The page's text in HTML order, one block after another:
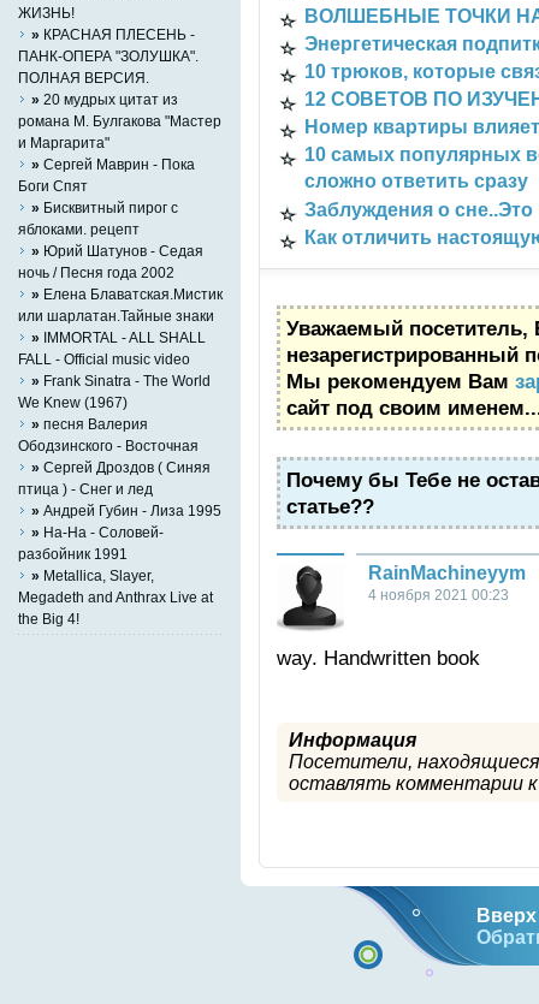
ВОЛШЕБНЫЕ ТОЧКИ
Энергетическая
10 трюков, которые
12 СОВЕТОВ ПО
Номер квартиры
10 самых популярных
сложно ответить сразу
Заблуждения о сне..Это
Как отличить
Уважаемый посетитель,
незарегистрированный
Мы рекомендуем Вам
сайт под своим
Почему бы Тебе не
статье??
RainMachineyym
4 ноября 2021 00:23
way. Handwritten book
Информация
Посетители,
оставлять комментарии к
ЖИЗНЬ!
» КРАСНАЯ ПЛЕСЕНЬ -
ПАНК-ОПЕРА "ЗОЛУШКА".
ПОЛНАЯ ВЕРСИЯ.
» 20 мудрых цитат из
романа М. Булгакова "Мастер
и Маргарита"
» Сергей Маврин - Пока
Боги Спят
» Бисквитный пирог с
яблоками. рецепт
» Юрий Шатунов - Седая
ночь / Песня года 2002
» Елена Блаватская.Мистик
или шарлатан.Тайные знаки
» IMMORTAL - ALL SHALL
FALL - Official music video
» Frank Sinatra - The World
We Knew (1967)
» песня Валерия
Ободзинского - Восточная
» Сергей Дроздов ( Синяя
птица ) - Снег и лед
» Андрей Губин - Лиза 1995
» На-На - Соловей-
разбойник 1991
» Metallica, Slayer,
Megadeth and Anthrax Live at
the Big 4!
Вверх